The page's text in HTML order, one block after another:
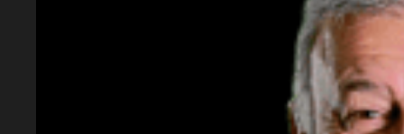
¿Cuántas personas se han visto afectadas?
Se reportaron 1.332 personas afectadas
¿Cuántas viviendas han sido dañadas?
Se han detectado daños en 279 viviendas